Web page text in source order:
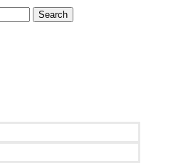
Search